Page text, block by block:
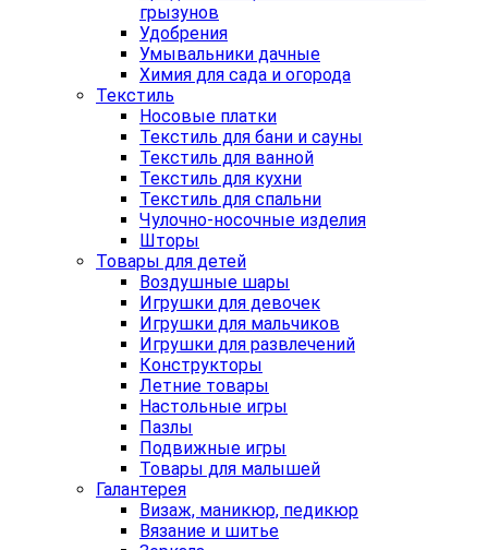
грызунов
Удобрения
Умывальники дачные
Химия для сада и огорода
Текстиль
Носовые платки
Текстиль для бани и сауны
Текстиль для ванной
Текстиль для кухни
Текстиль для спальни
Чулочно-носочные изделия
Шторы
Товары для детей
Воздушные шары
Игрушки для девочек
Игрушки для мальчиков
Игрушки для развлечений
Конструкторы
Летние товары
Настольные игры
Пазлы
Подвижные игры
Товары для малышей
Галантерея
Визаж, маникюр, педикюр
Вязание и шитье